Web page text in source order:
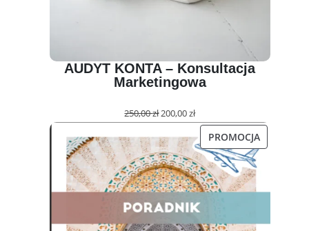
AUDYT KONTA – Konsultacja
Marketingowa
250,00złPierwotna
wynosiła:
250,00 zł.
200,00złAktualna
cena
wynosi:
200,00 zł.
PROMOCJAPRODUKT
W